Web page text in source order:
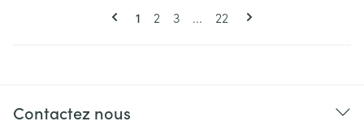
Pages
Vous lisez actuellement la page
1 Page
2 Page
3 ... Page
22
Contactez nous